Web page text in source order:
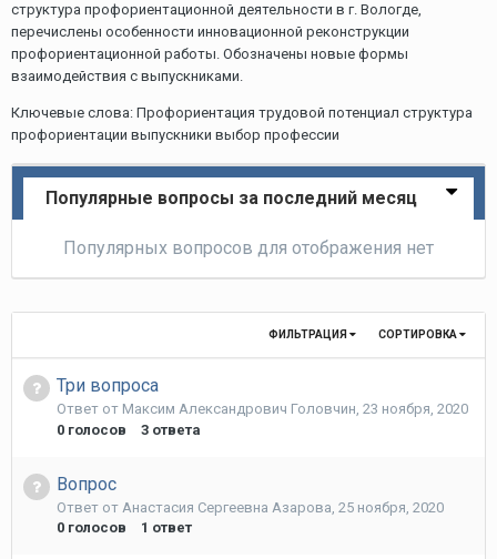
структура профориентационной деятельности в г. Вологде,
перечислены особенности инновационной реконструкции
профориентационной работы. Обозначены новые формы
взаимодействия с выпускниками.
Ключевые слова: Профориентация трудовой потенциал структура
профориентации выпускники выбор профессии
Популярные вопросы за последний месяц
Популярных вопросов для отображения нет
СОРТИРОВКА
ФИЛЬТРАЦИЯ
Три вопроса
Ответ от Максим Александрович Головчин, 23 ноября, 2020
0 голосов 3 ответа
Вопрос
Ответ от Анастасия Сергеевна Азарова 25 ноября, 2020
0 голосов 1 ответ